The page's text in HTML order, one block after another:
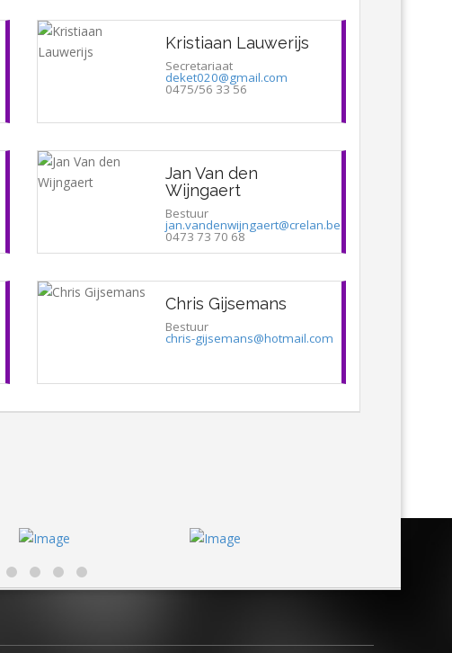
Kristiaan Lauwerijs
Secretariaat
deket020@gmail.com
0475/56 33 56
Jan Van den
Wijngaert
Bestuur
jan.vandenwijngaert@crelan.be
0473 73 70 68
Chris Gijsemans
Bestuur
chris-gijsemans@hotmail.com